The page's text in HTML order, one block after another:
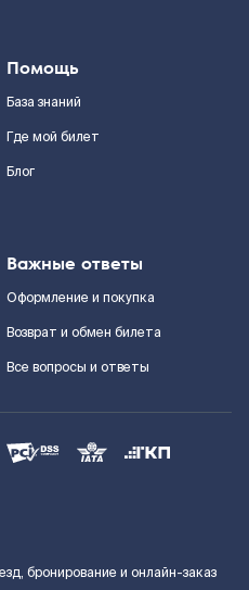
Помощь
База знаний
Где мой билет
Блог
Важные ответы
Оформление и покупка
Возврат и обмен билета
Все вопросы и ответы
бронирование и онлайн-заказ